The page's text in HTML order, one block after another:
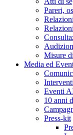
Pareri,
Misure
Media ed
Eventi
10 anni
Press-kit